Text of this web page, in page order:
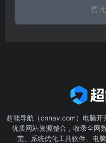
暂
超能导航（cnnav.com）电脑开
优质网站资源整合，收录全网
荒、系统优化工具软件、电